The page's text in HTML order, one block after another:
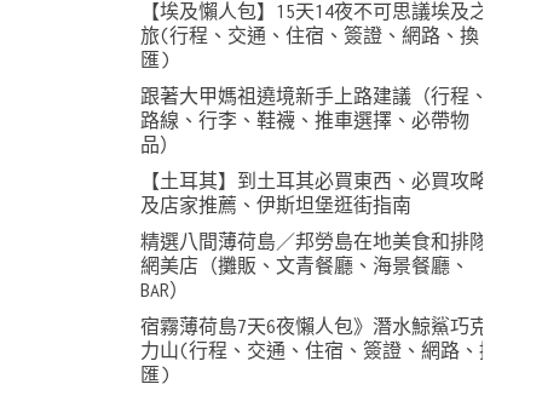
【埃及懶人包】15天14夜不可思議埃及之
旅(行程、交通、住宿、簽證、網路、換
匯)
跟著大甲媽祖遶境新手上路建議（行程、
路線、行李、鞋襪、推車選擇、必帶物
品）
【土耳其】到土耳其必買東西、必買攻略
及店家推薦、伊斯坦堡逛街指南
精選八間薄荷島／邦勞島在地美食和排隊
網美店（攤販、文青餐廳、海景餐廳、
BAR）
宿霧薄荷島7天6夜懶人包》潛水鯨鯊巧克
力山(行程、交通、住宿、簽證、網路、換
匯)